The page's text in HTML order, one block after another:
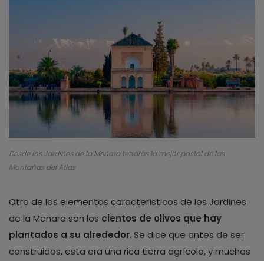
Desde los Jardines de la Menara tendrás la mejor postal de las
Montañas del Atlas
Otro de los elementos característicos de los Jardines
de la Menara son los cientos de olivos que hay
plantados a su alrededor. Se dice que antes de ser
construidos, esta era una rica tierra agrícola, y muchas